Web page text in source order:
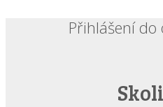
Přihlášení do